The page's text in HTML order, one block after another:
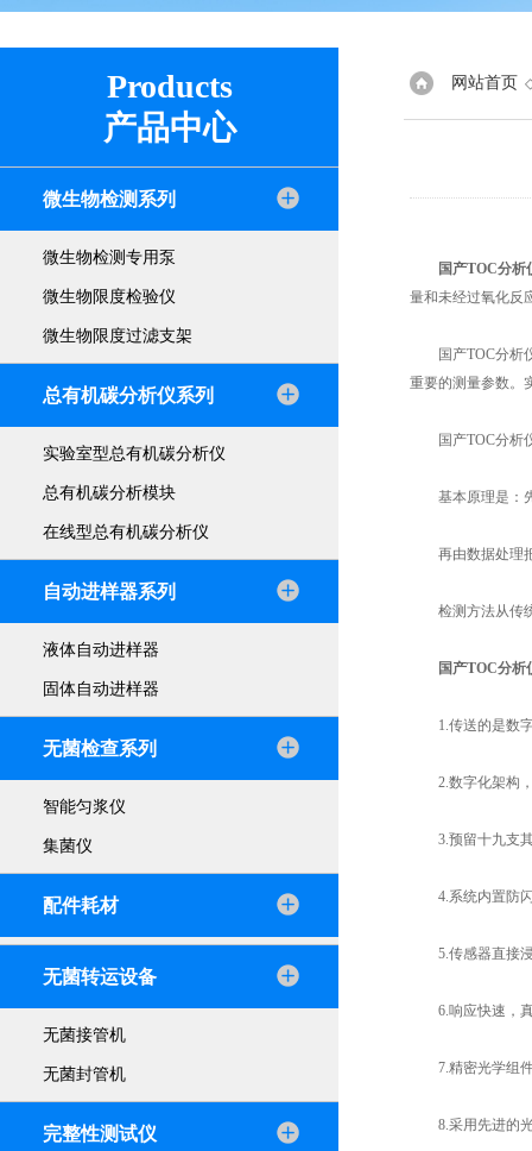
Products
产品中心
微生物检测系列
微生物检测专用泵
微生物限度检验仪
微生物限度过滤支架
总有机碳分析仪系列
实验室型总有机碳分析仪
总有机碳分析模块
在线型总有机碳分析仪
自动进样器系列
液体自动进样器
固体自动进样器
无菌检查系列
智能匀浆仪
集菌仪
配件耗材
无菌转运设备
无菌接管机
无菌封管机
完整性测试仪
网站首页
国产TOC分析
量和未经过氧化反
国产TOC分析仪
重要的测量参数。
国产TOC分析
基本原理是：先
再由数据处理把
检测方法从传统
国产TOC分析
1.传送的是数字
2.数字化架构，
3.预留十九支其
4.系统内置防闪
5.传感器直接浸
6.响应快速，真
7.精密光学组件
8.采用先进的光